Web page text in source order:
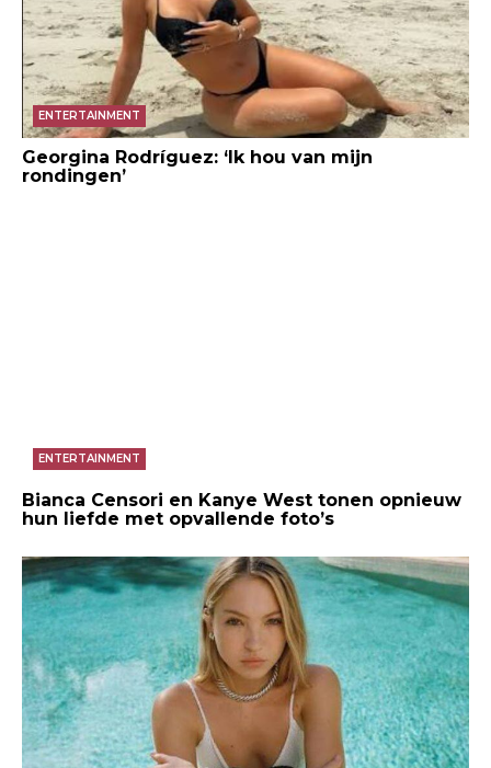
ENTERTAINMENT
Georgina Rodríguez: ‘Ik hou van mijn
rondingen’
ENTERTAINMENT
Bianca Censori en Kanye West tonen opnieuw
hun liefde met opvallende foto’s